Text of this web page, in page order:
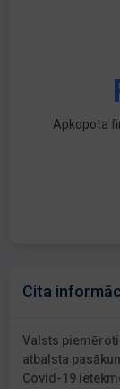
Apkopota
Cita
Valsts
atbalsta
Covid-19